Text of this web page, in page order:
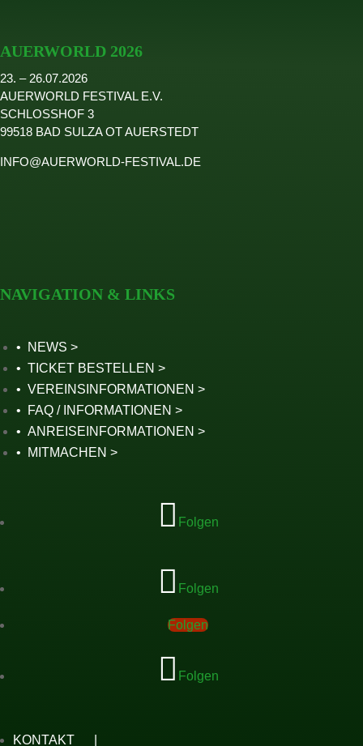
Seite wählen
AUERWORLD 2026
23. – 26.07.2026
AUERWORLD FESTIVAL E.V.
SCHLOSSHOF 3
99518 BAD SULZA OT AUERSTEDT
INFO@AUERWORLD-FESTIVAL.DE
NAVIGATION & LINKS
NEWS
TICKET BESTELLEN
VEREINSINFORMATIONEN
FAQ / INFORMATIONEN
ANREISEINFORMATIONEN
MITMACHEN
Folgen
Folgen
Folgen
Folgen
KONTAKT